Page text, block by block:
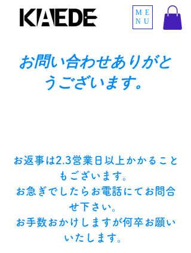
ME
NU
お問い合わせありがと
うございます。
お返事は2.3営業日以上かかること
もございます。
​お急ぎでしたらお電話にてお問合
せ下さい。
​お手数おかけしますが何卒お願い
いたします。